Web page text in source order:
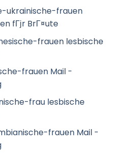
ukrainische-frauen
fГјr BrГ¤ute
frauen lesbische
frauen Mail -
frau lesbische
frauen Mail -